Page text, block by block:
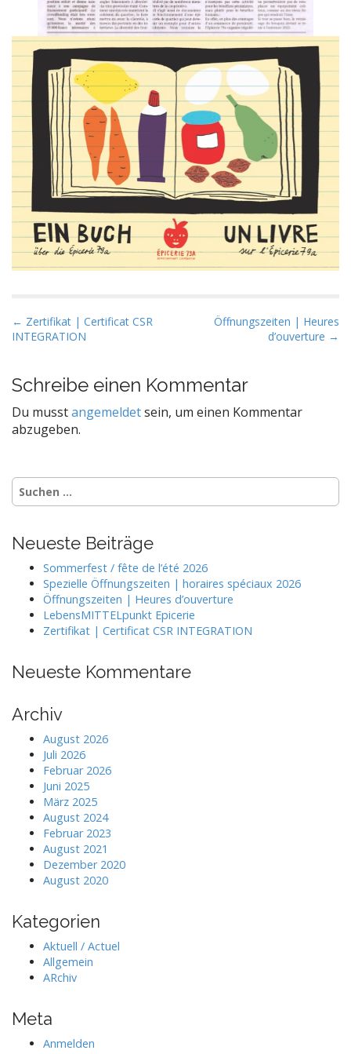
P
o
t
n
a
g
a
i
← Zertifikat | Certificat CSR
INTEGRATION
Öffnungszeiten | Heures
d’ouverture →
Schreibe einen Kommentar
Du musstangemeldetsein, um einen Kommentar
abzugeben.
Suchen
nach:
Neueste Beiträge
Sommerfest / fête de l’été 2026
Spezielle Öffnungszeiten | horaires spéciaux 2026
Öffnungszeiten | Heures d’ouverture
LebensMITTELpunkt Epicerie
Zertifikat | Certificat CSR INTEGRATION
Neueste Kommentare
Archiv
August 2026
Juli 2026
Februar 2026
Juni 2025
März 2025
August 2024
Februar 2023
August 2021
Dezember 2020
August 2020
Kategorien
Aktuell / Actuel
Allgemein
ARchiv
Meta
Anmelden